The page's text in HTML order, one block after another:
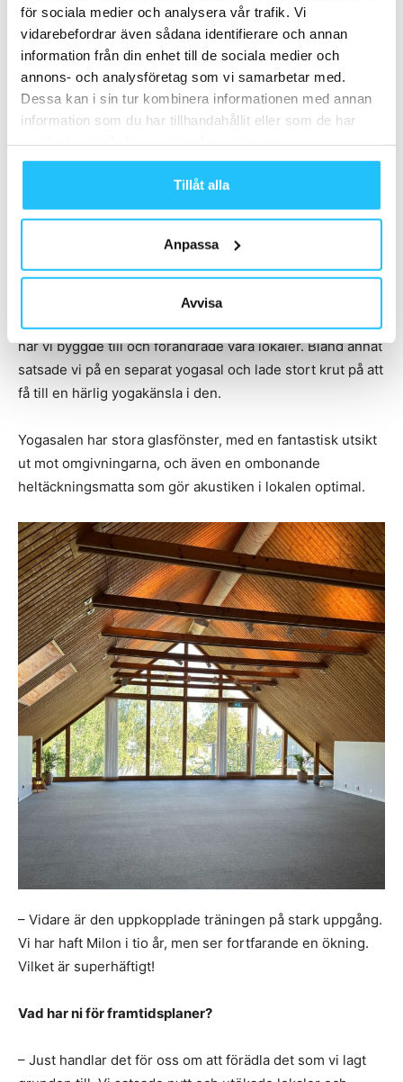
för sociala medier och analysera vår trafik. Vi
vidarebefordrar även sådana identifierare och annan
information från din enhet till de sociala medier och
annons- och analysföretag som vi samarbetar med.
Dessa kan i sin tur kombinera informationen med annan
information som du har tillhandahållit eller som de har
Tillåt alla
Anpassa
Avvisa
Det bjöds bland annat på frukost, fika och varm korv med
bröd. En speciell happening under veckan var enligt
Patrick olika pass från ”dåtiden” som lades in på schemat
medlemmars stora förtjusning.
– Det var mycket uppskattat!
Vilka träningsformer har ett uppsving hos er?
– Yoga är en del som står sig väldigt stark. Den har växt
till sig under de senaste åren och accelererade för oss
när vi byggde till och förändrade våra lokaler. Bland annat
satsade vi på en separat yogasal och lade stort krut på att
få till en härlig yogakänsla i den.
Yogasalen har stora glasfönster, med en fantastisk utsikt
ut mot omgivningarna, och även en ombonande
heltäckningsmatta som gör akustiken i lokalen optimal.
– Vidare är den uppkopplade träningen på stark uppgång.
Vi har haft Milon i tio år, men ser fortfarande en ökning.
Vilket är superhäftigt!
Vad har ni för framtidsplaner?
– Just handlar det för oss om att förädla det som vi lagt